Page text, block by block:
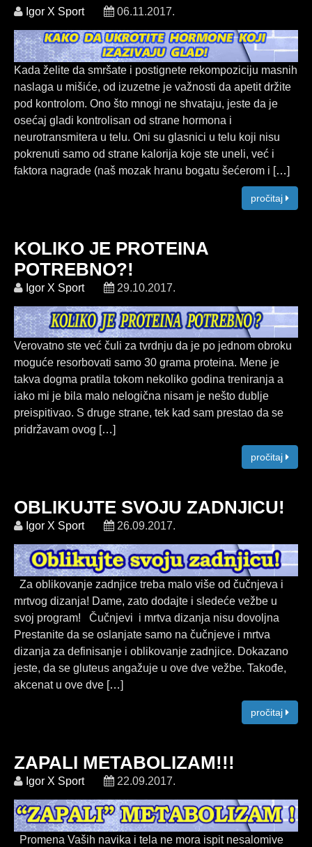
Igor X Sport 06.11.2017.
Kada želite da smršate i postignete rekompoziciju masnih
naslaga u mišiće, od izuzetne je važnosti da apetit držite
pod kontrolom. Ono što mnogi ne shvataju, jeste da je
osećaj gladi kontrolisan od strane hormona i
neurotransmitera u telu. Oni su glasnici u telu koji nisu
pokrenuti samo od strane kalorija koje ste uneli, već i
faktora nagrade (naš mozak hranu bogatu šećerom i […]
pročitaj
KOLIKO JE PROTEINA
POTREBNO?!
Igor X Sport 29.10.2017.
Verovatno ste već čuli za tvrdnju da je po jednom obroku
moguće resorbovati samo 30 grama proteina. Mene je
takva dogma pratila tokom nekoliko godina treniranja a
iako mi je bila malo nelogična nisam je nešto dublje
preispitivao. S druge strane, tek kad sam prestao da se
pridržavam ovog […]
pročitaj
OBLIKUJTE SVOJU ZADNJICU!
Igor X Sport 26.09.2017.
Za oblikovanje zadnjice treba malo više od čučnjeva i
mrtvog dizanja! Dame, zato dodajte i sledeće vežbe u
svoj program! Čučnjevi i mrtva dizanja nisu dovoljna
Prestanite da se oslanjate samo na čučnjeve i mrtva
dizanja za definisanje i oblikovanje zadnjice. Dokazano
jeste, da se gluteus angažuje u ove dve vežbe. Takođe,
akcenat u ove dve […]
pročitaj
ZAPALI METABOLIZAM!!!
Igor X Sport 22.09.2017.
Promena Vaših navika i tela ne mora ispit nesalomive